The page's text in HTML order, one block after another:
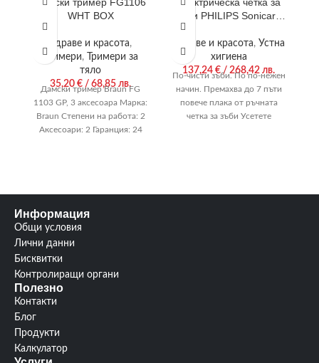
WHT BOX
Здраве и красота,
Тримери,
Тримери за
тяло
35,20 € / 68,85 лв.
Дамски тример Braun FG
1103 GP, 3 аксесоара Марка:
Braun Степени на работа: 2
Аксесоари: 2 Гаранция: 24
зъби PHILIPS Sonicare
Здраве и красота, Устна
хигиена
137,24 €/ 268,42 лв.
По-чисти зъби. По по-нежен
начин. Премахва до 7 пъти
повече плака от ръчната
четка за зъби Усетете
Информация
Общи условия
Лични данни
Бисквитки
Контролиращи органи
Полезно
Контакти
Блог
Продукти
Калкулатор